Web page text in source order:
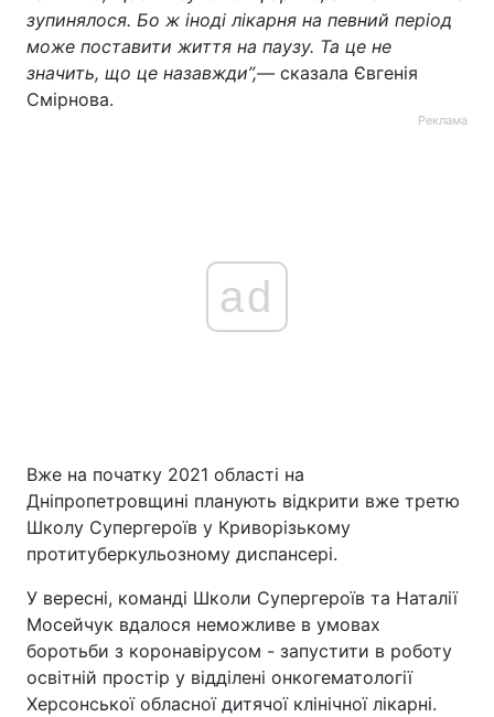
зупинялося. Бо ж іноді лікарня на певний період
може поставити життя на паузу. Та це не
значить, що це назавжди”,— сказала Євгенія
Смірнова.
Реклама
ad
Вже на початку 2021 області на
Дніпропетровщині планують відкрити вже третю
Школу Супергероїв у Криворізькому
протитуберкульозному диспансері.
У вересні, команді Школи Супергероїв та Наталії
Мосейчук вдалося неможливе в умовах
боротьби з коронавірусом - запустити в роботу
освітній простір у відділені онкогематології
Херсонської обласної дитячої клінічної лікарні.